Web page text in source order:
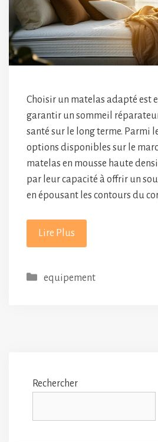
Choisir un matelas adapté est
garantir un sommeil
santé sur le long terme. Parmi
options disponibles sur le
matelas en mousse haute
par leur capacité à offrir un
en épousant les contours du
Lire Plus
Catégories
equipement
Rechercher